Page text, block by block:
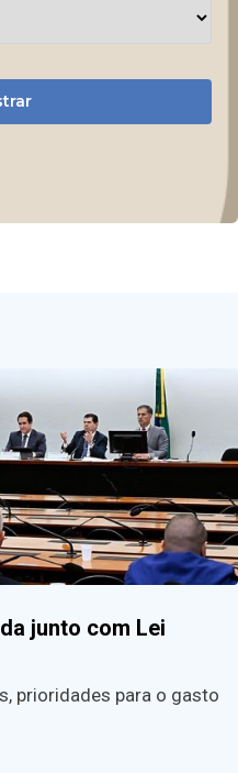
junto com Lei
prioridades para o gasto